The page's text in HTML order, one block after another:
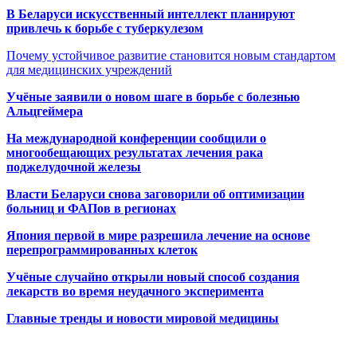
В Беларуси искусственный интеллект планируют
привлечь к борьбе с туберкулезом
Почему устойчивое развитие становится новым стандартом
для медицинских учреждений
Учёные заявили о новом шаге в борьбе с болезнью
Альцгеймера
На международной конференции сообщили о
многообещающих результатах лечения рака
поджелудочной железы
Власти Беларуси снова заговорили об оптимизации
больниц и ФАПов в регионах
Япония первой в мире разрешила лечение на основе
перепрограммированных клеток
Учёные случайно открыли новый способ создания
лекарств во время неудачного эксперимента
Главные тренды и новости мировой медицины